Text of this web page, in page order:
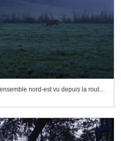
Château de Castelnau-Bretenoux, ensemble nord-est vu depuis la route de Félines